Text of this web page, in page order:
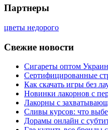
Партнеры
цветы недорого
Свежие новости
Сигареты оптом
Сертифицированные
Как скачать игры без
Новинки лакорнов с
Лакорны с
Сливы курсов: что
Дорамы онлайн с